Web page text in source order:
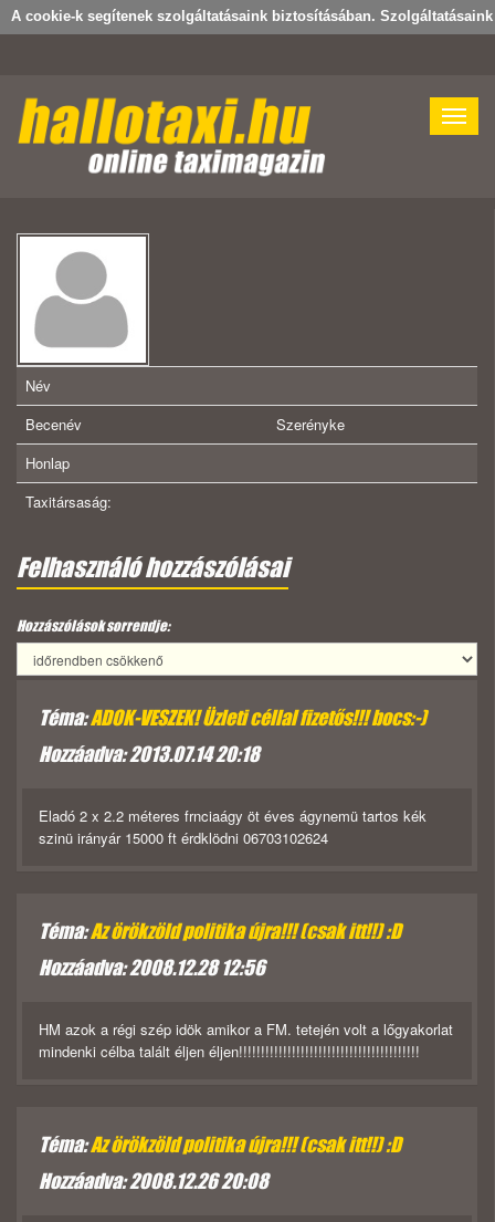
A cookie-k segítenek szolgáltatásaink biztosításában.
Toggle
Név
Becenév
Szerényke
Honlap
Taxitársaság:
Felhasználó hozzászólásai
Hozzászólások sorrendje:
Téma:ADOK-VESZEK! Üzleti céllal fizetős!!! bocs:-)
Hozzáadva: 2013.07.14 20:18
Eladó 2 x 2.2 méteres frnciaágy öt éves ágynemü tartos kék
szinü irányár 15000 ft érdklödni 06703102624
Téma:Az örökzöld politika újra!!! (csak itt!!) :D
Hozzáadva: 2008.12.28 12:56
HM azok a régi szép idök amikor a FM. tetején volt a lőgyakorlat
mindenki célba talált éljen éljen!!!!!!!!!!!!!!!!!!!!!!!!!!!!!!!!!!!!!!!!!
Téma:Az örökzöld politika újra!!! (csak itt!!) :D
Hozzáadva: 2008.12.26 20:08